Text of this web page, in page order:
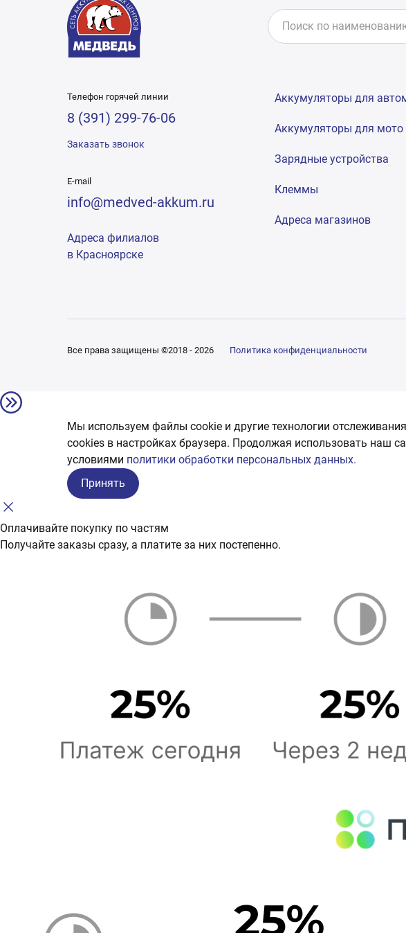
Телефон горячей линии
8 (391) 299-76-06
Заказать звонок
E-mail
info@medved-akkum.ru
Адреса филиалов
в Красноярске
Аккумуляторы для
Аккумуляторы для мото
Зарядные устройства
Клеммы
Адреса магазинов
Все права защищены ©2018 - 2026 Политика конфиденциальности
Мы используем файлы cookie и другие технологии
сookies в настройках браузера. Продолжая использовать наш
условиями политики обработки персональных данных.
Принять
Оплачивайте покупку по частям
Получайте заказы сразу, а платите за них постепенно.